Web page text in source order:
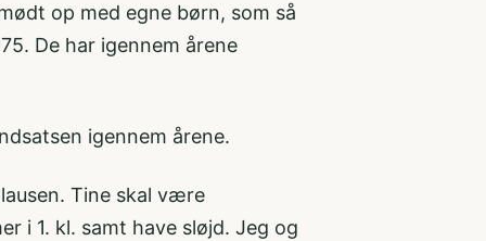
op med egne børn, som så
De har igennem årene
igennem årene.
Tine skal være
i 1. kl. samt have sløjd. Jeg og